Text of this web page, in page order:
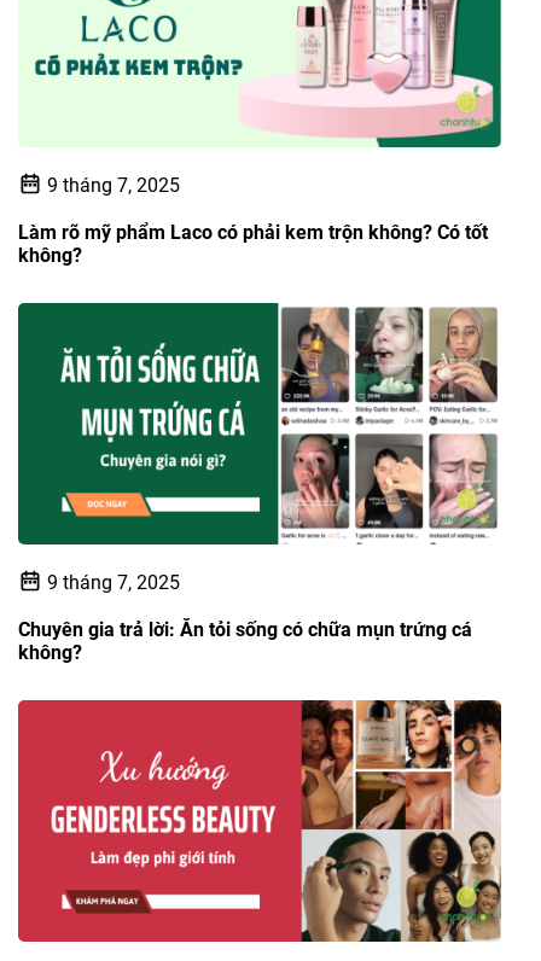
9 tháng 7, 2025
Làm rõ mỹ phẩm Laco có phải kem trộn không? Có tốt
không?
9 tháng 7, 2025
Chuyên gia trả lời: Ăn tỏi sống có chữa mụn trứng cá
không?